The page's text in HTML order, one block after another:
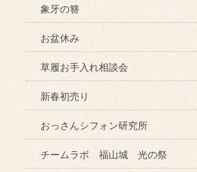
象牙の簪
お盆休み
草履お手入れ相談会
新春初売り
おっさんシフォン研究所
チームラボ 福山城 光の祭